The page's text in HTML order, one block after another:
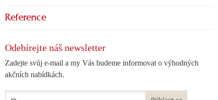
Reference
Odebírejte náš newsletter
Zadejte svůj e-mail a my Vás budeme informovat o výhodných
akčních nabídkách.